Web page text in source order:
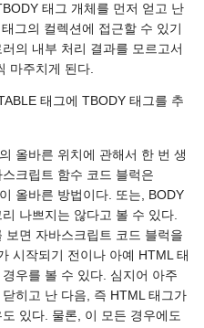
태그 개체를 먼저 얻고 난
그의 컬렉션에 접근할 수 있기
의 내부 처리 결과를 모르고서
마주치게 된다.
태그에 TBODY 태그를 추
올바른 위치에 관해서 한 번 생
크립트 함수 코드 블럭은
올바른 방법이다. 또는, BODY
나쁘지는 않다고 볼 수 있다.
보면 자바스크립트 코드 블럭을
시작되기 전이나 아예 HTML 태
우를 볼 수 있다. 심지어 아주
히고 난 다음, 즉 HTML 태그가
있다. 물론, 이 모든 경우에도